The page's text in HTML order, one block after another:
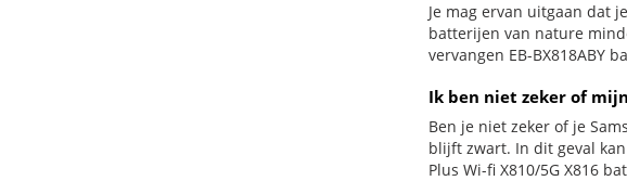
Je mag ervan uitgaan dat
batterijen van nature
vervangen EB-BX818ABY
Ik ben niet zeker of
Ben je niet zeker of je
blijft zwart. In dit geval
Plus Wi-fi X810/5G X816